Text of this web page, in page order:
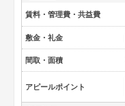
賃料・管理費・共益費
敷金・礼金
間取・面積
アピールポイント